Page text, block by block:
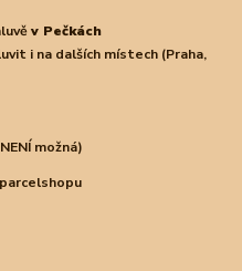
v Pečkách
i na dalších místech (Praha,
možná)